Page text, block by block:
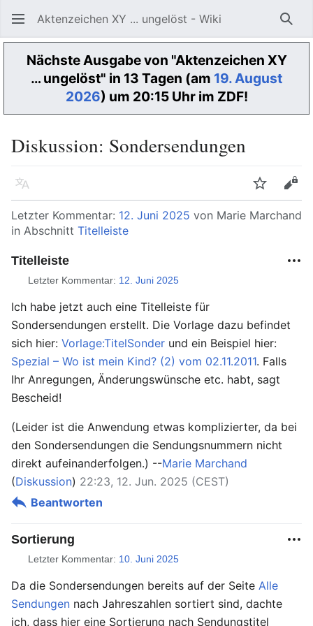
Aktenzeichen XY ... ungelöst - Wiki
Nächste Ausgabe von "Aktenzeichen XY
… ungelöst" in 13 Tagen (am 19. August
2026) um 20:15 Uhr im ZDF!
Diskussion: Sondersendungen
Sprache
Letzter Kommentar: 12. Juni 2025 von Marie Marchand
in Abschnitt Titelleiste
Titelleiste
Letzter Kommentar: 12. Juni 2025
Ich habe jetzt auch eine Titelleiste für
Sondersendungen erstellt. Die Vorlage dazu befindet
sich hier: Vorlage:TitelSonder und ein Beispiel hier:
Spezial – Wo ist mein Kind? (2) vom 02.11.2011. Falls
Ihr Anregungen, Änderungswünsche etc. habt, sagt
Bescheid!
(Leider ist die Anwendung etwas komplizierter, da bei
den Sondersendungen die Sendungsnummern nicht
direkt aufeinanderfolgen.) --Marie Marchand
(Diskussion) 22:23, 12. Jun. 2025 (CEST)
Beantworten
Sortierung
Letzter Kommentar: 10. Juni 2025
Da die Sondersendungen bereits auf der Seite Alle
Sendungen nach Jahreszahlen sortiert sind, dachte
ich, dass hier eine Sortierung nach Sendungstitel